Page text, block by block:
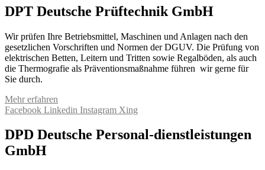
DPT Deutsche Prüftechnik GmbH
Wir prüfen Ihre Betriebsmittel, Maschinen und Anlagen nach den
gesetzlichen Vorschriften und Normen der DGUV. Die Prüfung von
elektrischen Betten, Leitern und Tritten sowie Regalböden, als auch
die Thermografie als Präventionsmaßnahme führen wir gerne für
Sie durch.
Mehr erfahren
Facebook Linkedin Instagram Xing
DPD Deutsche Personal-dienstleistungen
GmbH